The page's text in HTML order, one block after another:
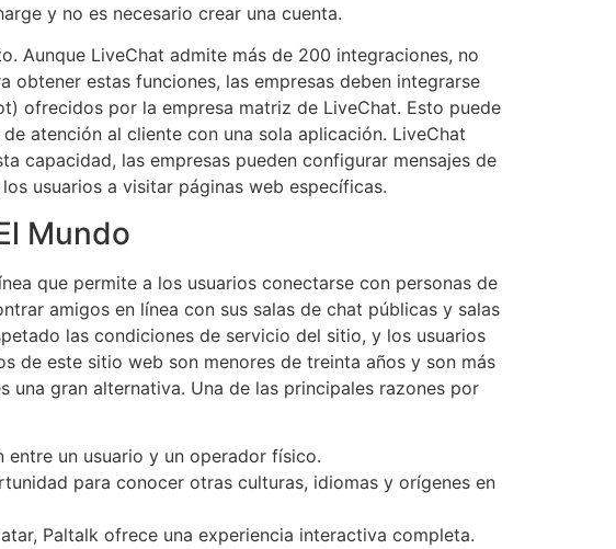
y no es necesario crear una cuenta.
Aunque LiveChat admite más de 200 integraciones, no
estas funciones, las empresas deben integrarse
ofrecidos por la empresa matriz de LiveChat. Esto puede
atención al cliente con una sola aplicación. LiveChat
capacidad, las empresas pueden configurar mensajes de
usuarios a visitar páginas web específicas.
Mundo
que permite a los usuarios conectarse con personas de
amigos en línea con sus salas de chat públicas y salas
las condiciones de servicio del sitio, y los usuarios
de este sitio web son menores de treinta años y son más
una gran alternativa. Una de las principales razones por
un usuario y un operador físico.
para conocer otras culturas, idiomas y orígenes en
Paltalk ofrece una experiencia interactiva completa.